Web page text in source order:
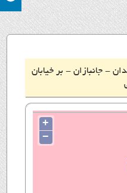
- جانبازان - بر خیابان
+
−